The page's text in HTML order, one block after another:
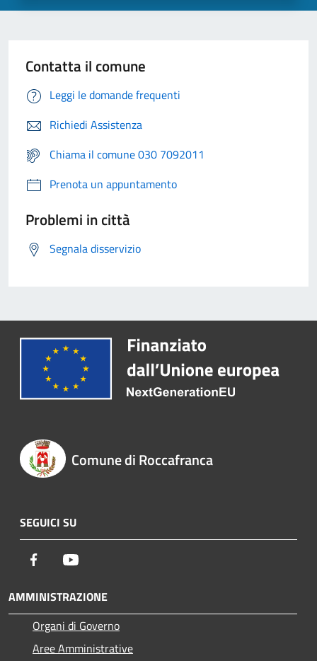
Contatta il comune
Leggi le domande frequenti
Richiedi Assistenza
Chiama il comune 030 7092011
Prenota un appuntamento
Problemi in città
Segnala disservizio
Comune di Roccafranca
SEGUICI SU
Facebook
AMMINISTRAZIONE
Organi di Governo
Aree Amministrative